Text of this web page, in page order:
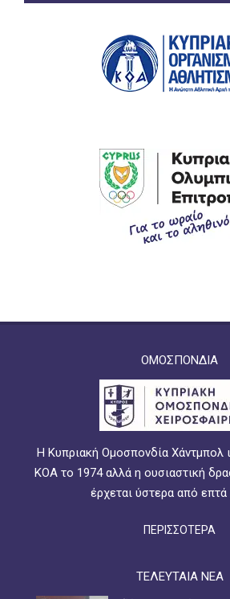
ΟΜΟΣΠΟΝΔΙΑ
Η Κυπριακή Ομοσπονδία Χάντμπολ
ΚΟΑ το 1974 αλλά η ουσιαστική
έρχεται ύστερα από επτά
ΠΕΡΙΣΣΟΤΕΡΑ
ΤΕΛΕΥΤΑΙΑ ΝΕΑ